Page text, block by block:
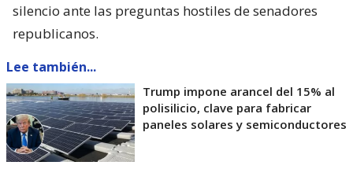
silencio ante las preguntas hostiles de senadores
republicanos.
Lee también...
Trump impone arancel del 15% al
polisilicio, clave para fabricar
paneles solares y semiconductores